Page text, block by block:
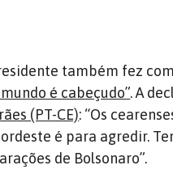
também fez
é cabeçudo”. A
(PT-CE): “Os
é para agredir.
de Bolsonaro”.